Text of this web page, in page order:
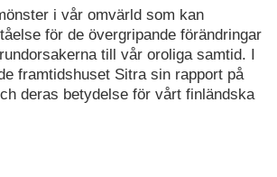
i vår omvärld som kan
för de övergripande förändringar
till vår oroliga samtid. I
framtidshuset Sitra sin rapport på
deras betydelse för vårt finländska